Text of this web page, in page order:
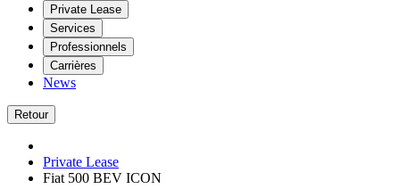
Private Lease
Services
Professionnels
Carrières
News
Retour
Private Lease
Fiat 500 BEV ICON